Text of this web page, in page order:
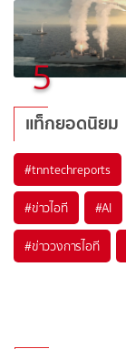
5
แท็กยอดนิยม
#tnntechreports
#ข่าวไอที #AI
#ข่าววงการไอที